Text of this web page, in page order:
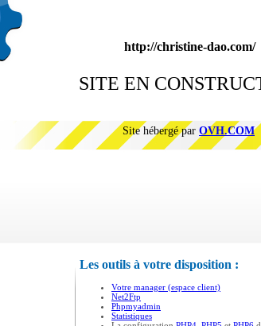
http://christine-dao.com/
SITE EN
Site hébergé par OVH.COM
Les outils à votre disposition :
Votre manager (espace client)
Net2Ftp
Phpmyadmin
Statistiques